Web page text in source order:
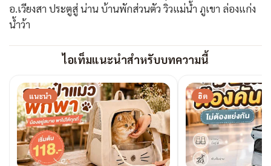
อ.เวียงสา ประตูสู่ น่าน บ้านพักส่วนตัว วิวแม่น้ำ ภูเขา ล่องแก่ง
น้ำว้า
ไอเท็มแนะนำสำหรับบทความนี้
แนะนำ ฮิต